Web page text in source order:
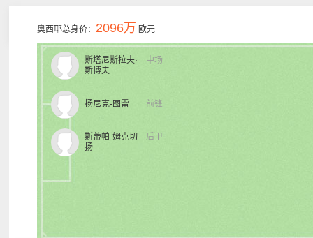
奥西耶总身价： 2096万 欧元
中场
斯塔尼斯拉夫·
斯博夫
前锋
扬尼克-图雷
后卫
斯蒂帕-姆克切
扬